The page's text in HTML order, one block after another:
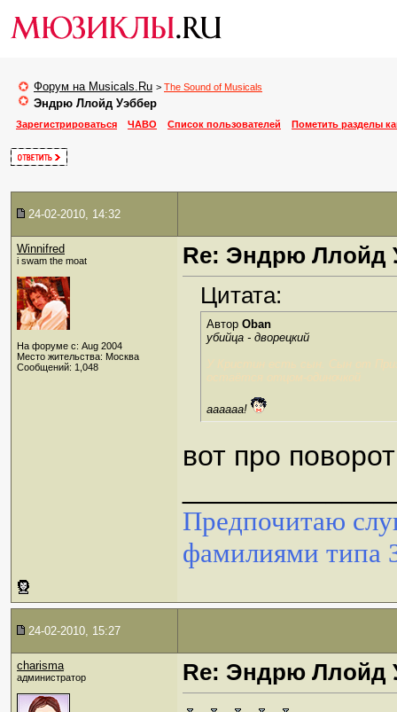
Форум на Musicals.Ru > The Sound of Musicals
Эндрю Ллойд Уэббер
Зарегистрироваться ЧАВО Список пользователей Пометить разделы
24-02-2010, 14:32
Winnifred
i swam the moat
На форуме с: Aug 2004
Место жительства: Москва
Сообщений: 1,048
Re: Эндрю Ллойд
Цитата:
Автор Oban
убийца - дворецкий
аааааа!
вот про
Предпочитаю
фамилиями типа
24-02-2010, 15:27
charisma
администратор Re: Эндрю Ллойд